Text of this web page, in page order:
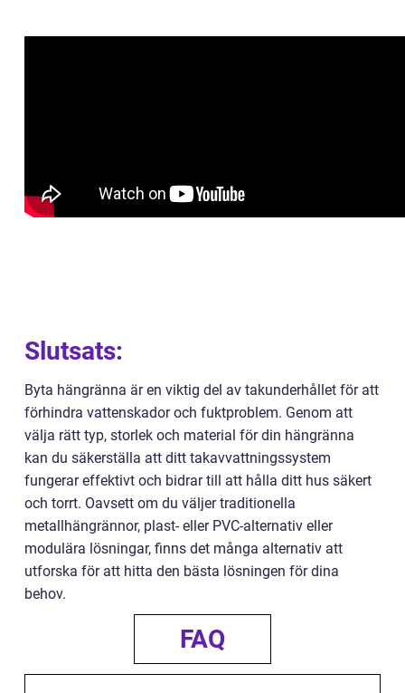
Slutsats:
Byta hängränna är en viktig del av takunderhållet för att
förhindra vattenskador och fuktproblem. Genom att
välja rätt typ, storlek och material för din hängränna
kan du säkerställa att ditt takavvattningssystem
fungerar effektivt och bidrar till att hålla ditt hus säkert
och torrt. Oavsett om du väljer traditionella
metallhängrännor, plast- eller PVC-alternativ eller
modulära lösningar, finns det många alternativ att
utforska för att hitta den bästa lösningen för dina
behov.
FAQ